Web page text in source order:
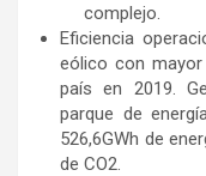
complejo.
Eficiencia
eólico con mayor
país en 2019.
parque de
526,6GWh de
de CO2.